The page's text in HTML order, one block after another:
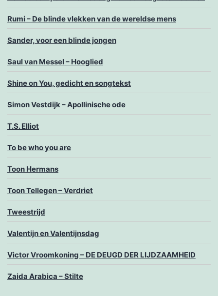
Rumi – De blinde vlekken van de wereldse mens
Sander, voor een blinde jongen
Saul van Messel – Hooglied
Shine on You, gedicht en songtekst
Simon Vestdijk – Apollinische ode
T.S. Elliot
To be who you are
Toon Hermans
Toon Tellegen – Verdriet
Tweestrijd
Valentijn en Valentijnsdag
Victor Vroomkoning – DE DEUGD DER LIJDZAAMHEID
Zaida Arabica – Stilte